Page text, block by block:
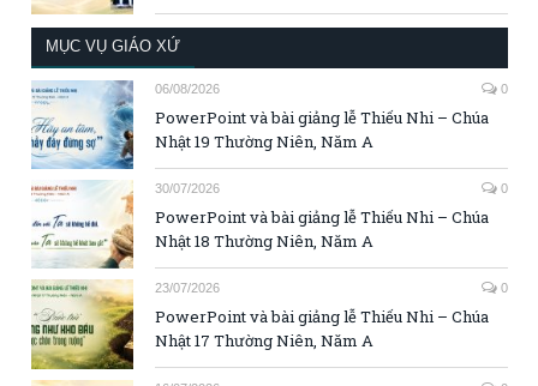
MỤC VỤ GIÁO XỨ
06/08/2026 0
PowerPoint và bài giảng lễ Thiếu Nhi – Chúa
Nhật 19 Thường Niên, Năm A
30/07/2026 0
PowerPoint và bài giảng lễ Thiếu Nhi – Chúa
Nhật 18 Thường Niên, Năm A
23/07/2026 0
PowerPoint và bài giảng lễ Thiếu Nhi – Chúa
Nhật 17 Thường Niên, Năm A